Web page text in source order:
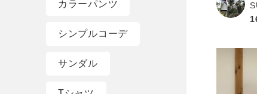
カラーパンツ
シンプルコーデ
サンダル